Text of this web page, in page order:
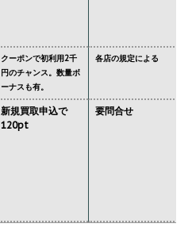
クーポンで初利用2千
円のチャンス。数量ボ
ーナスも有。
各店の規定による
新規買取申込で
120pt
要問合せ